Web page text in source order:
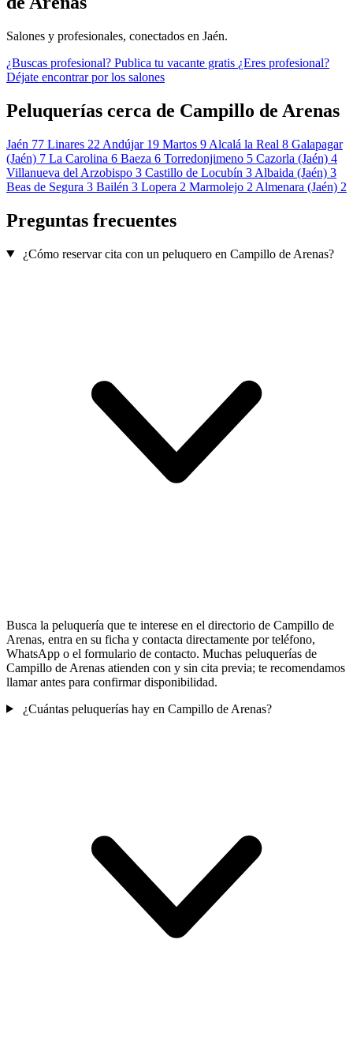
Salones y profesionales, conectados en Jaén.
¿Buscas profesional? Publica tu vacante gratis ¿Eres profesional?
Déjate encontrar por los salones
Peluquerías cerca de Campillo de Arenas
Jaén 77 Linares 22 Andújar 19 Martos 9 Alcalá la Real 8 Galapagar
(Jaén) 7 La Carolina 6 Baeza 6 Torredonjimeno 5 Cazorla (Jaén) 4
Villanueva del Arzobispo 3 Castillo de Locubín 3 Albaida (Jaén) 3
Beas de Segura 3 Bailén 3 Lopera 2 Marmolejo 2 Almenara (Jaén) 2
Preguntas frecuentes
¿Cómo reservar cita con un peluquero en Campillo de Arenas?
Busca la peluquería que te interese en el directorio de Campillo de
Arenas, entra en su ficha y contacta directamente por teléfono,
WhatsApp o el formulario de contacto. Muchas peluquerías de
Campillo de Arenas atienden con y sin cita previa; te recomendamos
llamar antes para confirmar disponibilidad.
¿Cuántas peluquerías hay en Campillo de Arenas?